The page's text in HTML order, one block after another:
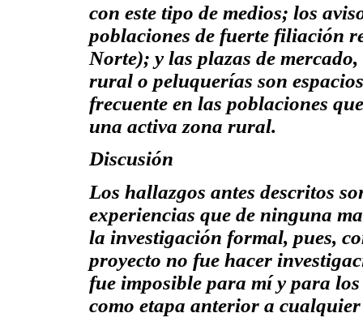
con este tipo de medios; los
poblaciones de fuerte filiación
Norte); y las plazas de
rural o peluquerías son
frecuente en las poblaciones
una activa zona rural.
Discusión
Los hallazgos antes descritos
experiencias que de ninguna
la investigación formal, pues,
proyecto no fue hacer
fue imposible para mí y para
como etapa anterior a